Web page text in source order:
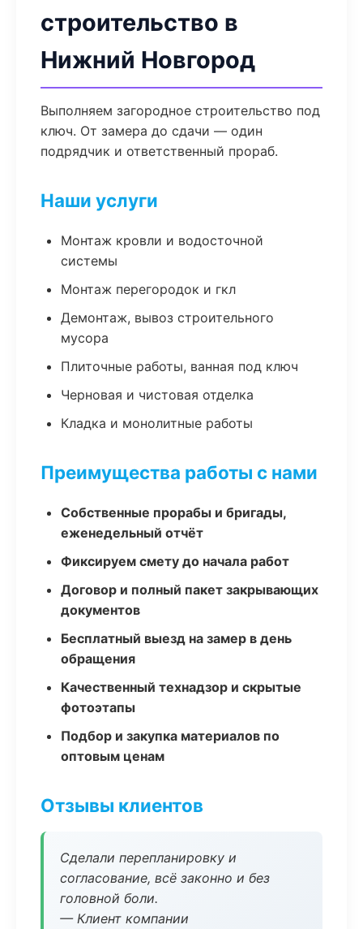
строительство в
Нижний Новгород
Выполняем загородное строительство под
ключ. От замера до сдачи — один
подрядчик и ответственный прораб.
Наши услуги
Монтаж кровли и водосточной
системы
Монтаж перегородок и гкл
Демонтаж, вывоз строительного
мусора
Плиточные работы, ванная под ключ
Черновая и чистовая отделка
Кладка и монолитные работы
Преимущества работы с нами
Собственные прорабы и бригады,
еженедельный отчёт
Фиксируем смету до начала работ
Договор и полный пакет закрывающих
документов
Бесплатный выезд на замер в день
обращения
Качественный технадзор и скрытые
фотоэтапы
Подбор и закупка материалов по
оптовым ценам
Отзывы клиентов
Сделали перепланировку и
согласование, всё законно и без
головной боли.
— Клиент компании